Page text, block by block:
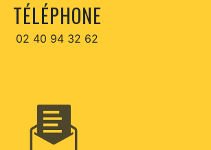
TÉLÉPHONE
02 40 94 32 62